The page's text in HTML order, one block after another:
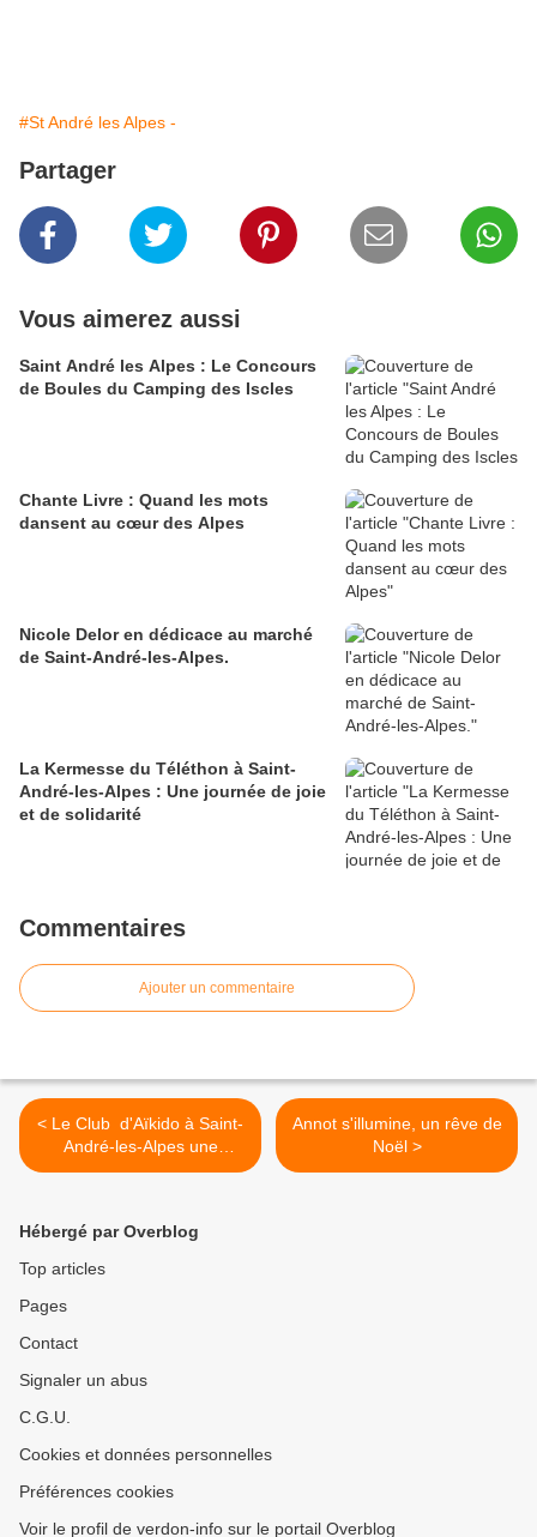
#St André les Alpes -
Partager
Vous aimerez aussi
Saint André les Alpes : Le Concours
de Boules du Camping des Iscles
Chante Livre : Quand les mots
dansent au cœur des Alpes
Nicole Delor en dédicace au marché
de Saint-André-les-Alpes.
La Kermesse du Téléthon à Saint-
André-les-Alpes : Une journée de joie
et de solidarité
Commentaires
Ajouter un commentaire
< Le Club d'Aïkido à Saint-
André-les-Alpes une
histoire de rencontre et
Annot s'illumine, un rêve de
Noël >
Hébergé par Overblog
Top articles
Pages
Contact
Signaler un abus
C.G.U.
Cookies et données personnelles
Préférences cookies
Voir le profil de verdon-info sur le portail Overblog